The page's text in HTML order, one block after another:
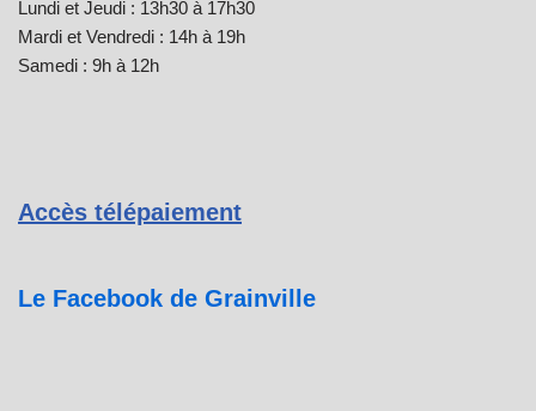
Lundi et Jeudi : 13h30 à 17h30
Mardi et Vendredi : 14h à 19h
Samedi : 9h à 12h
Accès télépaiement
Le Facebook de Grainville